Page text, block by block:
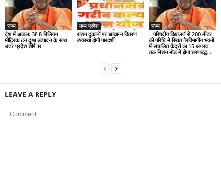
राज्य
देश में अव्वलः 38.8 मिलियन
मीट्रिक टन दुग्ध उत्पादन के साथ
उत्तर प्रदेश शीर्ष पर
मध्य प्रदेश
राशन दुकानों पर खाद्यान्न वितरण
व्यवस्था होगी पारदर्शी
राज्य
– परिषदीय विद्यालयों से 200 मीटर
की परिधि में स्थित गैरविभागीय भवनों
में संचालित केंद्रों का 15 अगस्त
तक मिशन मोड में होगा चरणबद्ध...
LEAVE A REPLY